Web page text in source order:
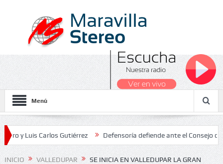
Menú
Carlos Gutiérrez Defensoría defiende ante el Consejo de Estado
2026
INICIO VALLEDUPAR
SE INICIA EN VALLEDUPAR LA GRAN